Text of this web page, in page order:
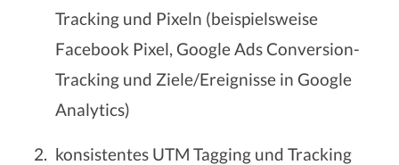
Tracking und Pixeln (beispielsweise
Facebook Pixel, Google Ads Conversion-
Tracking und Ziele/Ereignisse in Google
Analytics)
konsistentes UTM Tagging und Tracking